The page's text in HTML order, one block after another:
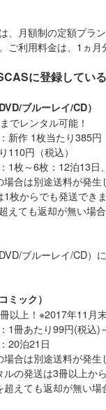
、月額制の定額プラ
ご利用料金は、1ヵ月
に登録してい
ブルーレイ/CD）
でレンタル可能！
新作 1枚当たり385
円（税込）
1枚～6枚：12泊13
合は別途送料が発生
枚からでも発送できま
えても返却が無い場
ブルーレイ/CD）
ミック）
以上！※2017年11月
1冊あたり99円(税込)
20泊21日
合は別途送料が発生
の発送は3冊以上から
えても返却が無い